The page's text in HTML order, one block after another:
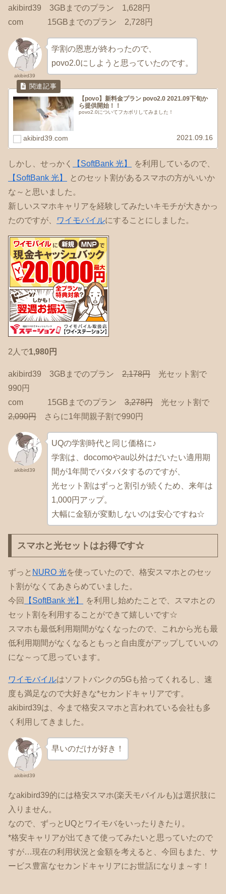
akibird39 3GBまでのプラン 1,628円
com 15GBまでのプラン 2,728円
akibird39
学割の恩恵が終わったので、
povo2.0にしようと思っていたのです。
【povo】新料金プラン povo2.0 2021.09下旬か
ら提供開始！！
povo2.0についてフカボリしてみました！
akibird39.com 2021.09.16
しかし、せっかく 【SoftBank 光】
を利用しているので、
【SoftBank 光】
とのセット割があるスマホの方がいいか
な～と思いました。
新しいスマホキャリアを経験してみたいキモチが大きかっ
たのですが、
ワイモバイルにすることにしました。
2人で1,980円
akibird39 3GBまでのプラン 2,178円 光セット割で
990円
com 15GBまでのプラン 3,278円 光セット割で
2,090円 さらに1年間親子割で990円
akibird39
UQの学割時代と同じ価格に♪
学割は、docomoやau以外はだいたい適用期
間が1年間でバタバタするのですが、
光セット割はずっと割引が続くため、来年は
1,000円アップ。
大幅に金額が変動しないのは安心ですね☆
スマホと光セットはお得です☆
ずっと NURO 光を使っていたので、格安スマホとのセッ
ト割がなくてあきらめていました。
今回
【SoftBank 光】
を利用し始めたことで、スマホとの
セット割を利用することができて嬉しいです☆
スマホも最低利用期間がなくなったので、これから光も最
低利用期間がなくなるともっと自由度がアップしていいの
にな～って思っています。
ワイモバイルはソフトバンクの5Gも拾ってくれるし、速
度も満足なので大好きな*セカンドキャリアです。
akibird39は、今まで格安スマホと言われている会社も多
く利用してきました。
akibird39
早いのだけが好き！
なakibird39的には格安スマホ(楽天モバイルも)は選択肢に
入りません。
なので、ずっとUQとワイモバをいったりきたり。
*格安キャリアが出てきて使ってみたいと思っていたので
すが…現在の利用状況と金額を考えると、今回もまた、サ
ービス豊富なセカンドキャリアにお世話になりま～す！